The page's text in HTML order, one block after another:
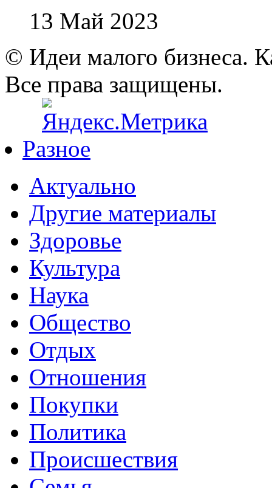
13 Май 2023
© Идеи малого бизнеса.
Все права защищены.
Разное
Актуально
Другие материалы
Здоровье
Культура
Наука
Общество
Отдых
Отношения
Покупки
Политика
Происшествия